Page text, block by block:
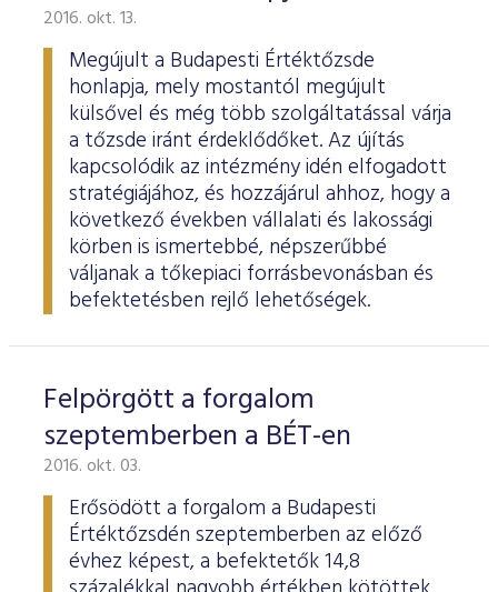
2016. okt. 13.
Megújult a Budapesti Értéktőzsde
honlapja, mely mostantól megújult
külsővel és még több szolgáltatással várja
a tőzsde iránt érdeklődőket. Az újítás
kapcsolódik az intézmény idén elfogadott
stratégiájához, és hozzájárul ahhoz, hogy a
következő években vállalati és lakossági
körben is ismertebbé, népszerűbbé
váljanak a tőkepiaci forrásbevonásban és
befektetésben rejlő lehetőségek.
Felpörgött a forgalom
szeptemberben a BÉT-en
2016. okt. 03.
Erősödött a forgalom a Budapesti
Értéktőzsdén szeptemberben az előző
évhez képest, a befektetők 14,8